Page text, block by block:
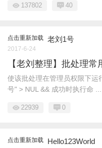
137802 40
点击重新加载 老刘1号
2017-6-24
【老刘整理】批处理常
使该批处理在管理员权限下
号" > NUL && 成功时执行命 ...
22939 0
点击重新加载 Hello123World